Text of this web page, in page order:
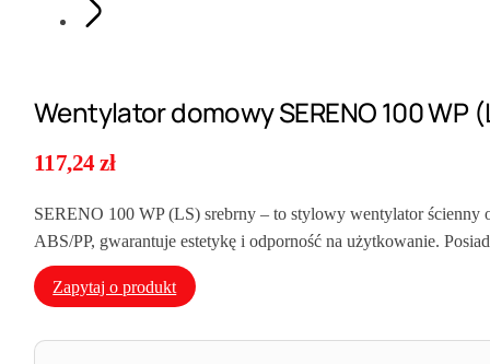
Wentylator domowy SERENO 100 WP
117,24zł
SERENO 100 WP (LS) srebrny – to stylowy wentylator ścienny
ABS/PP, gwarantuje estetykę i odporność na użytkowanie.
Zapytaj o produkt